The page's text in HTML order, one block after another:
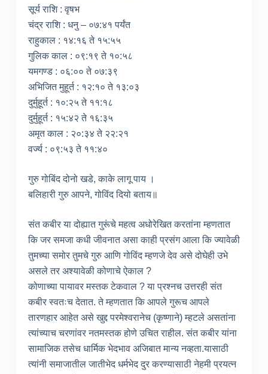
सूर्य राशि : वृषभ
चंद्र राशि : धनु – ०७:४१ पर्यंत
राहुकाल : १४:१६ ते १५:५५
गुलिक काल : ०९:१९ ते १०:५८
यमगण्ड : ०६:०० ते ०७:३९
अभिजित मुहूर्त : १२:१० ते १३:०३
दुर्मुहूर्त : १०:२५ ते ११:१८
दुर्मुहूर्त : १५:४२ ते १६:३५
अमृत काल : २०:३४ ते २२:२१
वर्ज्य : ०९:५३ ते ११:४०
गुरु गोबिंद दोनो खडे, काके लागू पाय ।
बलिहारी गुरु आपने, गोविंद दियो बताय॥
संत कबीर या दोह्यात गुरूंचे महत्व अधोरेखित करतांना म्हणतात
कि जर समजा कधी जीवनात असा काही प्रसंग आला कि ज्यावेळी
तुमच्या समोर तुमचे गुरु आणि गोविंद म्हणजे देव असे दोघेही उभे
असले तर अश्यावेळी कोणाचे ऐकाल ?
कोणाच्या पायावर मस्तक टेकवाल ? या प्रश्नच उत्तरही संत
कबीर स्वतःच देतात. ते म्हणतात कि आपले गुरूच आपले
तारणहार आहेत असे खुद्द परमेश्वरानेच (कृष्णाने) म्हटले असतांना
त्यांच्याच चरणांवर नतमस्तक होणे उचित राहील. संत कबीर यांना
सामाजिक तसेच धार्मिक भेदभाव अजिबात मान्य नव्हता.यासाठी
त्यांनी समाजातील जातीभेद धर्मभेद दुर करण्यासाठी नेहमी प्रयत्न